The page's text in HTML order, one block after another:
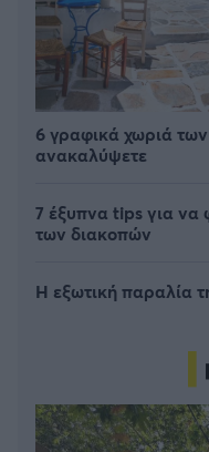
6 γραφικά χωριά
ανακαλύψετε
7 έξυπνα tips για να
των διακοπών
Η εξωτική παραλία